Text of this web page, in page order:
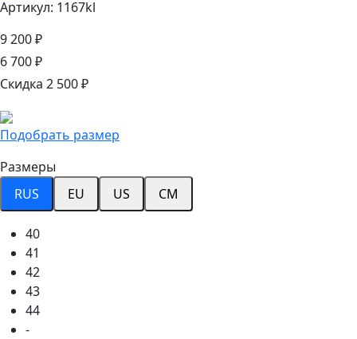
Артикул: 1167kl
9 200 ₽
6 700 ₽
Скидка 2 500 ₽
Подобрать размер
Размеры
RUS
EU US CM
40
41
42
43
44
-